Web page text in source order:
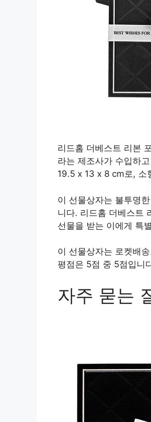
리드홈 더베스트 리본
라는 제조사가 수입하
19.5 x 13 x 8 cm로, 소
이 선물상자는 불투명
니다. 리드홈 더베스트
선물을 받는 이에게 특
이 선물상자는 로켓배
평점은 5점 중 5점입니
자주 묻는